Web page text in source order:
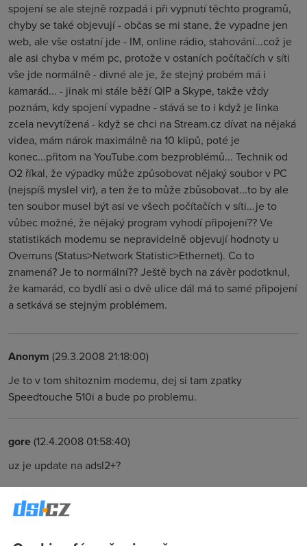
spojení se ale stejně rozpadá i při vypnutí těchto programů,
chyby se také objevují - občas se mi stane, že vypadne jen
web, ale vše ostatní jde - IM, online rádio, stahování...což je
ale asi chyba v mém pc, protože v ostaních počítačích v síti
vše jde normálně - divné ale je, že stejný probém má i
kamarád... - jinak mi stále běží QIP a Skype, takže vždy
poznám, kdy spojení vypadne - stává se to i když je linka
zcela nevytížená - když se chci na Stream.cz dívat na nějaká
videa, mám nárok maximálně na 10 klipů, poté je
konec...přitom na YouTube.com bezproblémů... Technik od
O2 říkal, že výpadky může způsobovat nějaký soubor v PC
(nejspíš myslel vir), a ten že to může zbůsobovat...to by ale
ten soubor musel být asi ve všech počítačích v síti...je to
vůbec možné, že nějaký program vyhodí připojení?? Ve
statistikách modemu se nepravidelně objevují hodnoty u
Overruns (Status>Network Statistic>Ethernet). Co to
znamená? Je to normální?? Ještě bych na závěr podotknul,
že kamarád, co bydlí asi o dvě ulice dál má to samé připojení
a setkává se stejným problémem.
Anonym (29.3.2008 21:18:00)
Je to v tom shitoznim modemu, dej si tam zpatky
Speedtouche 510i a bude po problemu.
gore(12.4.2008 01:58:40)
uz je update na adsl2+?
Anonym(12.4.2008 15:14:04)